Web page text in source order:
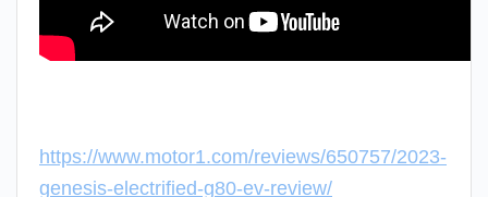
https://www.motor1.com/reviews/650757/2023-
genesis-electrified-g80-ev-review/